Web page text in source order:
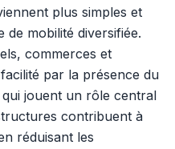
plus simples et
mobilité diversifiée.
commerces et
par la présence du
jouent un rôle central
contribuent à
réduisant les